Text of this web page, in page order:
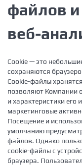
файлов и
веб-
Cookie — это
сохраняются
Cookie-файлы
позволяют Компании
и характеристики
маркетинговые
Посещение и
умолчанию
файлов. Однако
cookie-файлы с
браузера.